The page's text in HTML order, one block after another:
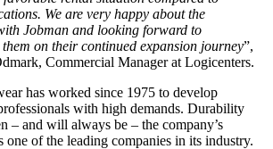
We are very happy about the
Jobman and looking forward to
on their continued expansion journey”,
Commercial Manager at Logicenters.
has worked since 1975 to develop
with high demands. Durability
– and will always be – the company’s
one of the leading companies in its industry.